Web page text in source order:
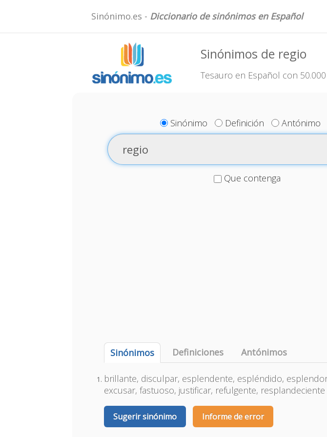
Sinónimo.es - Diccionario de sinónimos en Español
Sinónimos de regio
Tesauro en Español con
Sinónimo Definición Antónimo
Que contenga
Sinónimos Definiciones Antónimos
brillante, disculpar, esplendente, espléndido,
excusar, fastuoso, justificar, refulgente, resplandeciente
Sugerir sinónimo Informe de error